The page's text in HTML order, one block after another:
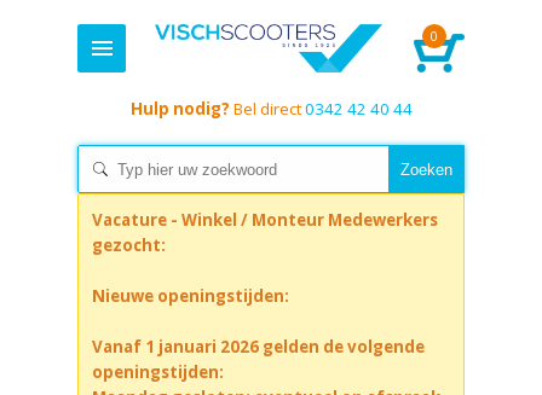
0
Hulp nodig? Bel direct0342 42 40 44
Vacature - Winkel / Monteur Medewerkers
gezocht:
Nieuwe openingstijden:
Vanaf 1 januari 2026 gelden de volgende
openingstijden: